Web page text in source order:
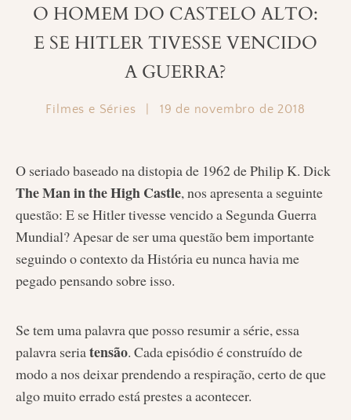
O HOMEM DO CASTELO ALTO:
E SE HITLER TIVESSE VENCIDO
A GUERRA?
Filmes e Séries 19 de novembro de 2018
O seriado baseado na distopia de 1962 de Philip K. Dick
The Man in the High Castle, nos apresenta a seguinte
questão: E se Hitler tivesse vencido a Segunda Guerra
Mundial? Apesar de ser uma questão bem importante
seguindo o contexto da História eu nunca havia me
pegado pensando sobre isso.
Se tem uma palavra que posso resumir a série, essa
palavra seriatensão. Cada episódio é construído de
modo a nos deixar prendendo a respiração, certo de que
algo muito errado está prestes a acontecer.